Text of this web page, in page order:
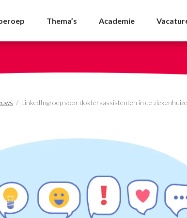
in de
Thema’s Academie
/ LinkedIngroep voor doktersassistenten in de